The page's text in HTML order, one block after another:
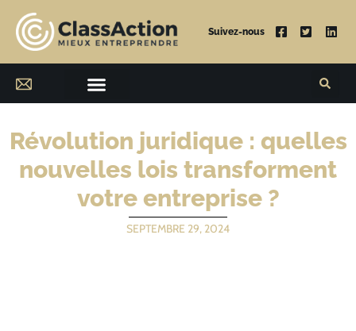
Suivez-nous
Révolution juridique : quelles
nouvelles lois transforment
votre entreprise ?
SEPTEMBRE 29, 2024